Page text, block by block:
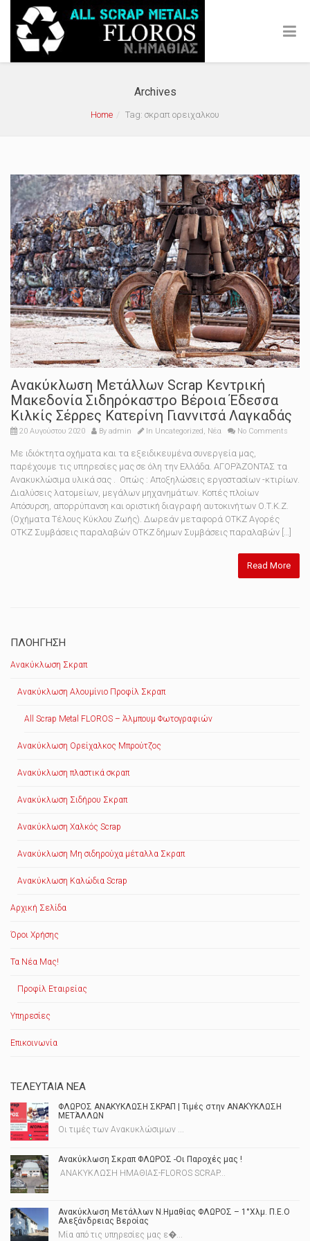
Archives
Home Tag: σκραπ ορειχαλκου
Ανακύκλωση Μετάλλων Scrap Κεντρική
Μακεδονία Σιδηρόκαστρο Βέροια Έδεσσα
Κιλκίς Σέρρες Κατερίνη Γιαννιτσά Λαγκαδάς
20 Αυγούστου 2020 By admin In Uncategorized, Νέα No Comments
Με ιδιόκτητα οχήματα και τα εξειδικευμένα συνεργεία μας,
παρέχουμε τις υπηρεσίες μας σε όλη την Ελλάδα. ΑΓΟΡΆΖΟΝΤΑΣ τα
Ανακυκλώσιμα υλικά σας . Οπώς : Αποξηλώσεις εργοστασίων -κτιρίων.
Διαλύσεις λατομείων, μεγάλων μηχανημάτων. Κοπές πλοίων
Απόσυρση, απορρύπανση και οριστική διαγραφή αυτοκινήτων Ο.Τ.Κ.Ζ.
(Οχήματα Tέλους Κύκλου Ζωής). Δωρεάν μεταφορά ΟΤΚΖ Αγορές
ΟΤΚΖ Συμβάσεις παραλαβών ΟΤΚΖ δήμων Συμβάσεις παραλαβών […]
Read More
ΠΛΟΉΓΗΣΗ
Ανακύκλωση Σκραπ
Ανακύκλωση Αλουμίνιο Προφίλ Σκραπ
All Scrap Metal FLOROS – Άλμπουμ Φωτογραφιών
Ανακύκλωση Ορείχαλκος Μπρούτζος
Ανακύκλωση πλαστικά σκραπ
Ανακύκλωση Σιδήρου Σκραπ
Ανακύκλωση Χαλκός Scrap
Ανακύκλωση Μη σιδηρούχα μέταλλα Σκραπ
Ανακύκλωση Καλώδια Scrap
Αρχική Σελίδα
Όροι Χρήσης
Τα Νέα Μας!
Προφίλ Εταιρείας
Υπηρεσίες
Επικοινωνία
ΤΕΛΕΥΤΑΊΑ ΝΈΑ
ΦΛΩΡΟΣ ΑΝΑΚΥΚΛΩΣΗ ΣΚΡΑΠ | Τιμές στην ΑΝΑΚΎΚΛΩΣΗ
ΜΕΤΆΛΛΩΝ
Οι τιμές των Ανακυκλώσιμων ...
Ανακύκλωση Σκραπ ΦΛΩΡΟΣ -Οι Παροχές μας !
ΑΝΑΚΥΚΛΩΣΗ ΗΜΑΘΙΑΣ-FLOROS SCRAP...
Ανακύκλωση Μετάλλων Ν.Ημαθίας ΦΛΩΡΟΣ – 1°Χλμ. Π.Ε.Ο
Αλεξάνδρειας Βεροίας
Μία από τις υπηρεσίες μας ε�...